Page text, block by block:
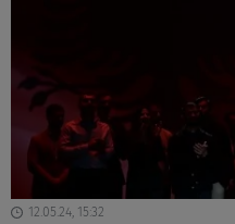
12.05.24, 15:32